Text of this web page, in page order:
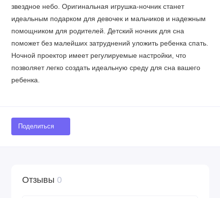
звездное небо. Оригинальная игрушка-ночник станет
идеальным подарком для девочек и мальчиков и надежным
помощником для родителей. Детский ночник для сна
поможет без малейших затруднений уложить ребенка спать.
Ночной проектор имеет регулируемые настройки, что
позволяет легко создать идеальную среду для сна вашего
ребенка.
Поделиться
Отзывы 0